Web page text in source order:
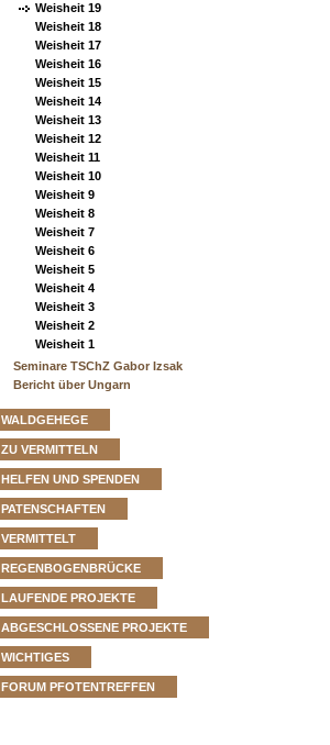
Weisheit 19
Weisheit 18
Weisheit 17
Weisheit 16
Weisheit 15
Weisheit 14
Weisheit 13
Weisheit 12
Weisheit 11
Weisheit 10
Weisheit 9
Weisheit 8
Weisheit 7
Weisheit 6
Weisheit 5
Weisheit 4
Weisheit 3
Weisheit 2
Weisheit 1
Seminare TSChZ Gabor Izsak
Bericht über Ungarn
WALDGEHEGE
ZU VERMITTELN
HELFEN UND SPENDEN
PATENSCHAFTEN
VERMITTELT
REGENBOGENBRÜCKE
LAUFENDE PROJEKTE
ABGESCHLOSSENE PROJEKTE
WICHTIGES
FORUM PFOTENTREFFEN